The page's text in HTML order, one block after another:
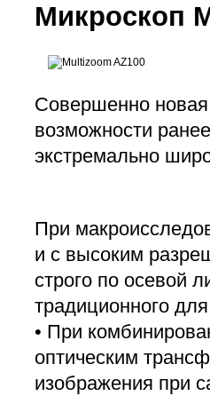
Микроскоп
Совершенно новая
возможности
экстремально
При
и с высоким
строго по осевой
традиционного
• При
оптическим
изображения при